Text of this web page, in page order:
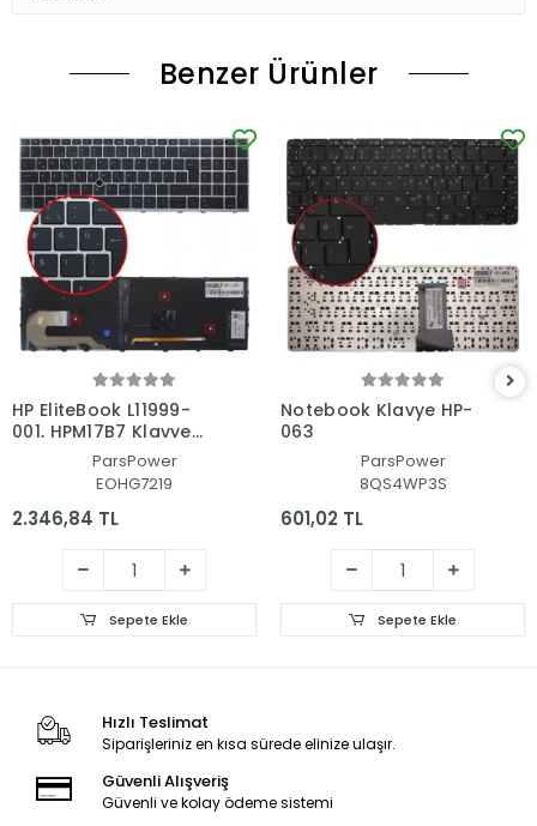
Benzer Ürünler
HP EliteBook L11999-
001, HPM17B7 Klavye
Işıklı (Siyah TR)
ParsPower
EOHG7219
2.346,84 TL
Sepete Ekle
Notebook Klavye HP-
063
ParsPower
8QS4WP3S
601,02 TL
Sepete Ekle
Hızlı Teslimat
Siparişleriniz en kısa sürede elinize ulaşır.
Güvenli Alışveriş
Güvenli ve kolay ödeme sistemi